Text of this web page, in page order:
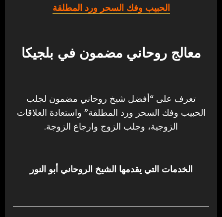
الحبيب وفك السحر ورد المطلقة
معالج روحاني مضمون في بلجيكا
تعرف على “أفضل شيخ روحاني مضمون لجلب
الحبيب وفك السحر ورد المطلقة” واستعادة العلاقات
الزوجية، وجلب الزوج وارجاع الزوجة.
الخدمات التي يقدمها الشيخ الروحاني أبو النور